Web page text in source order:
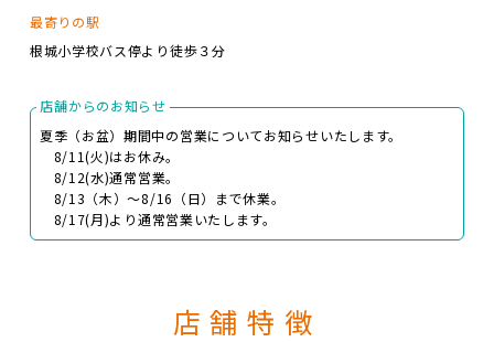
最寄りの駅
根城小学校バス停より徒歩３分
店舗からのお知らせ
夏季（お盆）期間中の営業についてお知らせいたします。
8/11(火)はお休み。
8/12(水)通常営業。
8/13（木）～8/16（日）まで休業。
8/17(月)より通常営業いたします。
店舗特徴